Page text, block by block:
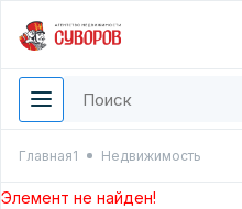
Главная1 Недвижимость
Элемент не найден!
Введите цифры с картинки